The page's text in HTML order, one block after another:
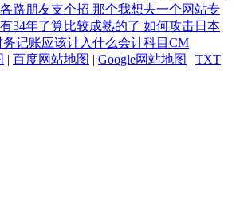
路朋友支个招 那个我想去一个网站专
34年了算比较成熟的了 如何攻击日本
务记账应该计入什么会计科目CM
| 百度网站地图 | Google网站地图 | TXT